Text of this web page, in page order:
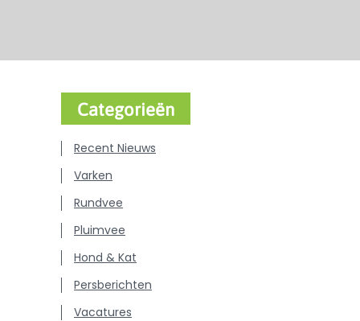
Categorieën
Recent Nieuws
Varken
Rundvee
Pluimvee
Hond & Kat
Persberichten
Vacatures